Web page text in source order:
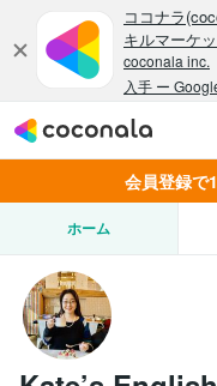
会員登録で
ホーム